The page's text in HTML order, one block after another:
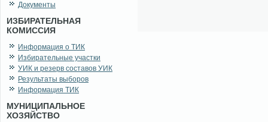
Документы
ИЗБИРАТЕЛЬНАЯ
КОМИССИЯ
Информация о ТИК
Избирательные участки
УИК и резерв составов УИК
Результаты выборов
Информация ТИК
МУНИЦИПАЛЬНОЕ
ХОЗЯЙСТВО